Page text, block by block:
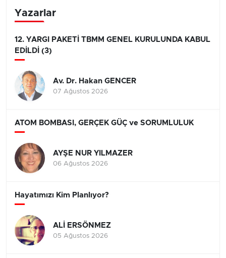
Yazarlar
12. YARGI PAKETİ TBMM GENEL KURULUNDA KABUL
EDİLDİ (3)
Av. Dr. Hakan GENCER
07 Ağustos 2026
ATOM BOMBASI, GERÇEK GÜÇ ve SORUMLULUK
AYŞE NUR YILMAZER
06 Ağustos 2026
Hayatımızı Kim Planlıyor?
ALİ ERSÖNMEZ
05 Ağustos 2026